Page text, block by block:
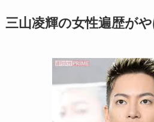
三山凌輝の女性遍歴がや